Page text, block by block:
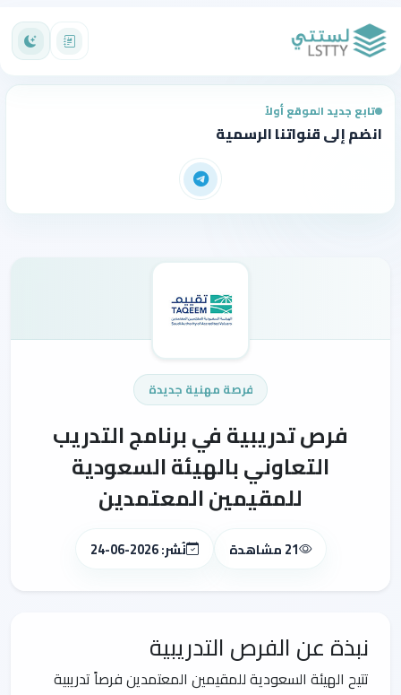
تابع جديد الموقع أولاً
انضم إلى قنواتنا الرسمية
فرصة مهنية جديدة
فرص تدريبية في برنامج التدريب
التعاوني بالهيئة السعودية
للمقيمين المعتمدين
21 مشاهدة نُشر: 2026-06-24
نبذة عن الفرص التدريبية
تتيح الهيئة السعودية للمقيمين المعتمدين فرصاً تدريبية